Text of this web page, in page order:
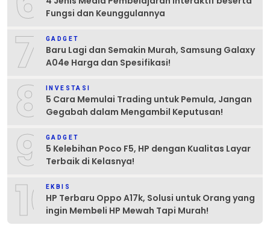
Fungsi dan Keunggulannya
7 GADGET
Baru Lagi dan Semakin Murah, Samsung Galaxy
A04e Harga dan Spesifikasi!
8 INVESTASI
5 Cara Memulai Trading untuk Pemula, Jangan
Gegabah dalam Mengambil Keputusan!
9 GADGET
5 Kelebihan Poco F5, HP dengan Kualitas Layar
Terbaik di Kelasnya!
10EKBIS
HP Terbaru Oppo A17k, Solusi untuk Orang yang
ingin Membeli HP Mewah Tapi Murah!